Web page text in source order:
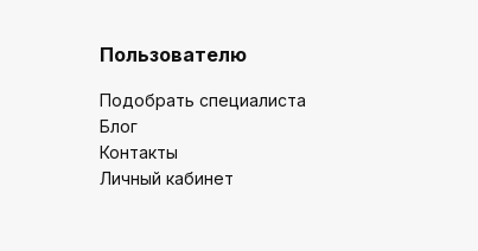
Пользователю
Подобрать специалиста
Блог
Контакты
Личный кабинет